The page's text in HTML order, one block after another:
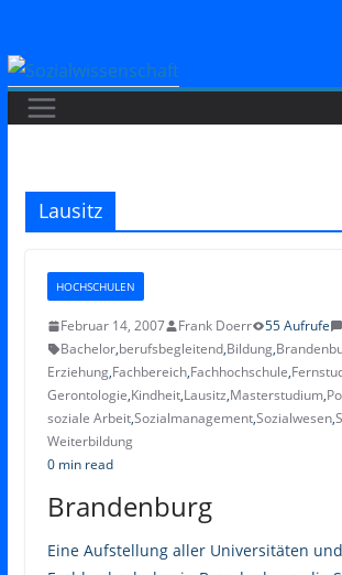
Inhalt
springen
Lausitz
HOCHSCHULEN
Februar 14, 2007 Frank Doerr 55 Aufrufe
Bachelor,berufsbegleitend,Bildung,
Erziehung,Fachbereich,Fachhochschule,
Gerontologie,Kindheit,Lausitz,Masterstudium,
soziale Arbeit,Sozialmanagement,Sozialwesen,
Weiterbildung
0 min read
Brandenburg
Eine Aufstellung aller Universitäten und